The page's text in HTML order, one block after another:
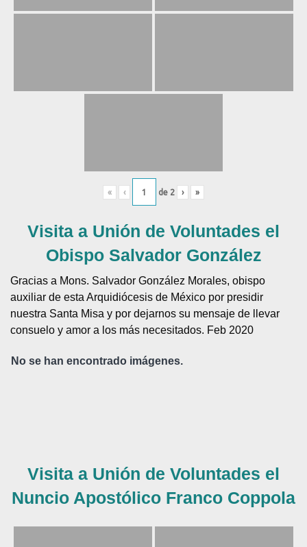
Visita a Unión de Voluntades el
Obispo Salvador González
Gracias a Mons. Salvador González Morales, obispo
auxiliar de esta Arquidiócesis de México por presidir
nuestra Santa Misa y por dejarnos su mensaje de llevar
Visita a Unión de Voluntades el
Nuncio Apostólico Franco Coppola